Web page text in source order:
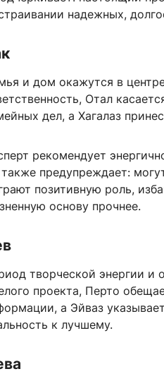
надежных,
и дом окажутся в
Отал
дел, а Хагалаз
рекомендует
предупреждает:
позитивную роль,
основу прочнее.
творческой энергии и
проекта, Перто
а Эйваз
к лучшему.